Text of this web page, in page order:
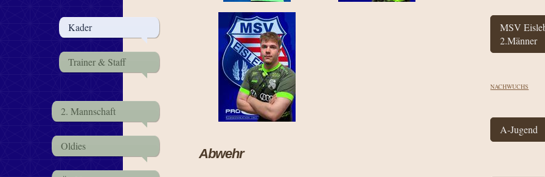
Kader
Trainer & Staff
2. Mannschaft
Oldies
Abwehr
MSV
2.Männer
NACHWUCHS
A-Jugend